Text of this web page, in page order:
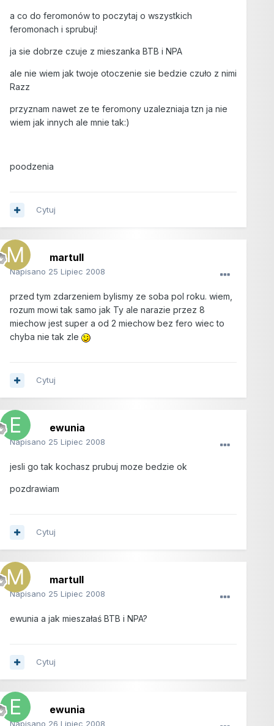
a co do feromonów to poczytaj o wszystkich
feromonach i sprubuj!
ja sie dobrze czuje z mieszanka BTB i NPA
ale nie wiem jak twoje otoczenie sie bedzie czuło z nimi
Razz
przyznam nawet ze te feromony uzalezniaja tzn ja nie
wiem jak innych ale mnie tak:)
poodzenia
Cytuj
martull
Napisano 25 Lipiec 2008
przed tym zdarzeniem bylismy ze soba pol roku. wiem,
rozum mowi tak samo jak Ty ale narazie przez 8
miechow jest super a od 2 miechow bez fero wiec to
chyba nie tak zle
Cytuj
ewunia
Napisano 25 Lipiec 2008
jesli go tak kochasz prubuj moze bedzie ok
pozdrawiam
Cytuj
martull
Napisano 25 Lipiec 2008
ewunia a jak mieszałaś BTB i NPA?
Cytuj
ewunia
Napisano 26 Lipiec 2008